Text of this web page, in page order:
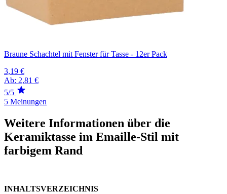
Braune Schachtel mit Fenster für Tasse - 12er Pack
3,19 €
Ab: 2,81 €
5/5
5 Meinungen
Weitere Informationen über die
Keramiktasse im Emaille-Stil mit
farbigem Rand
INHALTSVERZEICHNIS